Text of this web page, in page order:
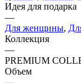
Идея для подарка
—
Для женщины,
Коллекция
—
PREMIUM
Объем